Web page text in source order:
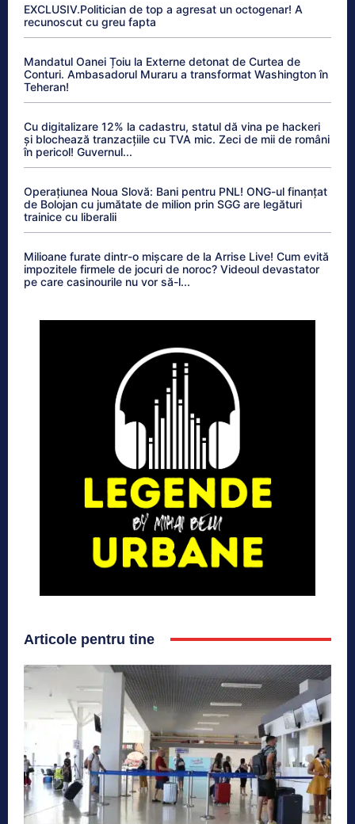
EXCLUSIV.Politician de top a agresat un octogenar! A
recunoscut cu greu fapta
Mandatul Oanei Țoiu la Externe detonat de Curtea de
Conturi. Ambasadorul Muraru a transformat Washington în
Teheran!
Cu digitalizare 12% la cadastru, statul dă vina pe hackeri
și blochează tranzacțiile cu TVA mic. Zeci de mii de români
în pericol! Guvernul...
Operațiunea Noua Slovă: Bani pentru PNL! ONG-ul finanțat
de Bolojan cu jumătate de milion prin SGG are legături
trainice cu liberalii
Milioane furate dintr-o mișcare de la Arrise Live! Cum evită
impozitele firmele de jocuri de noroc? Videoul devastator
pe care casinourile nu vor să-l...
Articole pentru tine